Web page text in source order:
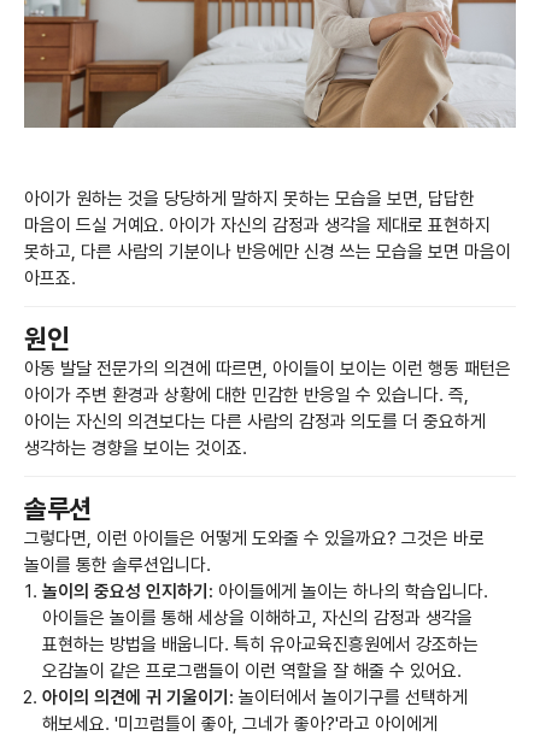
아이가 원하는 것을 당당하게 말하지 못하는 모습을 보면, 답답한
마음이 드실 거예요. 아이가 자신의 감정과 생각을 제대로 표현하지
못하고, 다른 사람의 기분이나 반응에만 신경 쓰는 모습을 보면 마음이
아프죠.
원인
아동 발달 전문가의 의견에 따르면, 아이들이 보이는 이런 행동 패턴은
아이가 주변 환경과 상황에 대한 민감한 반응일 수 있습니다. 즉,
아이는 자신의 의견보다는 다른 사람의 감정과 의도를 더 중요하게
생각하는 경향을 보이는 것이죠.
솔루션
그렇다면, 이런 아이들은 어떻게 도와줄 수 있을까요? 그것은 바로
놀이를 통한 솔루션입니다.
놀이의 중요성 인지하기: 아이들에게 놀이는 하나의 학습입니다.
아이들은 놀이를 통해 세상을 이해하고, 자신의 감정과 생각을
표현하는 방법을 배웁니다. 특히 유아교육진흥원에서 강조하는
오감놀이 같은 프로그램들이 이런 역할을 잘 해줄 수 있어요.
아이의 의견에 귀 기울이기: 놀이터에서 놀이기구를 선택하게
해보세요. '미끄럼틀이 좋아, 그네가 좋아?'라고 아이에게